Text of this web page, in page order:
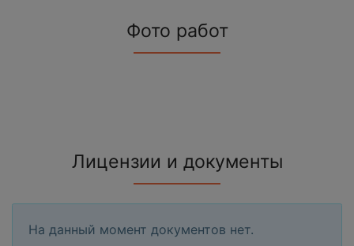
Фото работ
Лицензии и документы
На данный момент документов нет.